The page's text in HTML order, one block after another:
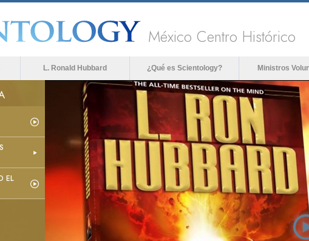
México Centro Histórico
L. Ronald Hubbard ¿Qué es Scientology? Ministros
EL